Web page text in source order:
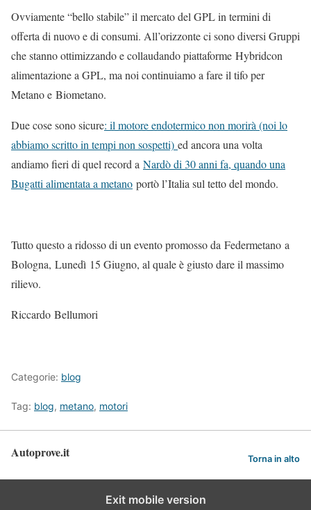
Ovviamente “bello stabile” il mercato del GPL in termini di
offerta di nuovo e di consumi. All’orizzonte ci sono diversi Gruppi
che stanno ottimizzando e collaudando piattaforme Hybridcon
alimentazione a GPL, ma noi continuiamo a fare il tifo per
Metano e Biometano.
Due cose sono sicure: il motore endotermico non morirà (noi lo
abbiamo scritto in tempi non sospetti) ed ancora una volta
andiamo fieri di quel record a Nardò di 30 anni fa, quando una
Bugatti alimentata a metano portò l’Italia sul tetto del mondo.
Tutto questo a ridosso di un evento promosso da Federmetano a
Bologna, Lunedì 15 Giugno, al quale è giusto dare il massimo
rilievo.
Riccardo Bellumori
Categorie: blog
Tag: blog, metano, motori
Autoprove.it Torna in alto
Exit mobile version